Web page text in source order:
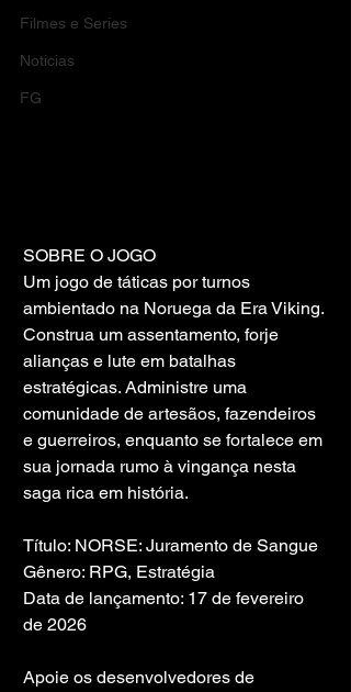
Filmes e Series
Noticias
FG
SOBRE O JOGO
Um jogo de táticas por turnos
ambientado na Noruega da Era Viking.
Construa um assentamento, forje
alianças e lute em batalhas
estratégicas. Administre uma
comunidade de artesãos, fazendeiros
e guerreiros, enquanto se fortalece em
sua jornada rumo à vingança nesta
saga rica em história.
Título: NORSE: Juramento de Sangue
Gênero: RPG, Estratégia
Data de lançamento: 17 de fevereiro
de 2026
Apoie os desenvolvedores de